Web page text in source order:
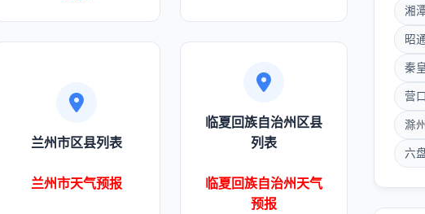
兰州市区县列表
兰州市天气预报
临夏回族自治州区县
列表
临夏回族自治州天气
预报
湘
昭
秦
营
滁
六